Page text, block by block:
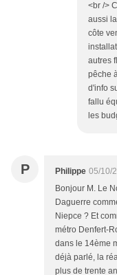
<br />
aussi
côte
autres
pêche
d'info
fallu
les
P Philippe 05/10/
Bonjour M. Le
Daguerre
Niepce ? Et
métro Denfert-
dans le 14ème
déjà parlé, la
plus de trente